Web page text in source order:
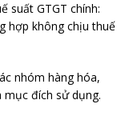
suất GTGT chính:
hợp không chịu thuế
nhóm hàng hóa,
mục đích sử dụng.